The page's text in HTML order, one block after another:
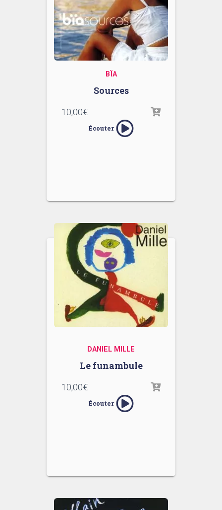
BÏA
Sources
10,00€
Écouter
DANIEL MILLE
Le funambule
10,00€
Écouter